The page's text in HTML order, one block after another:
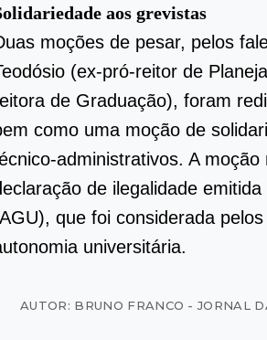
aos grevistas
moções de pesar, pelos
(ex-pró-reitor de
de Graduação), foram
como uma moção de
administrativos. A
de ilegalidade
que foi considerada
universitária.
AUTOR: BRUNO FRANCO - JORNAL